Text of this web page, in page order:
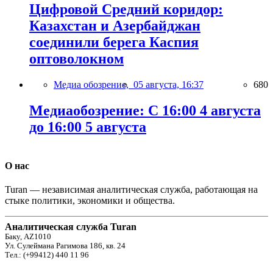
Цифровой Средний коридор:
Казахстан и Азербайджан
соединили берега Каспия
оптоволокном
Медиа обозрение, 05 августа, 16:37 680
Медиаобозрение: С 16:00 4 августа
до 16:00 5 августа
О нас
Turan — независимая аналитическая служба, работающая на
стыке политики, экономики и общества.
Аналитическая служба Turan
Баку, AZ1010
Ул. Сулеймана Рагимова 186, кв. 24
Тел.: (+99412) 440 11 96